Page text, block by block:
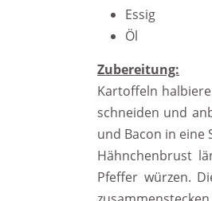
Essig
Öl
Zubereitung:
Kartoffeln
schneiden und
und Bacon in eine
Hähnchenbrust
Pfeffer würzen.